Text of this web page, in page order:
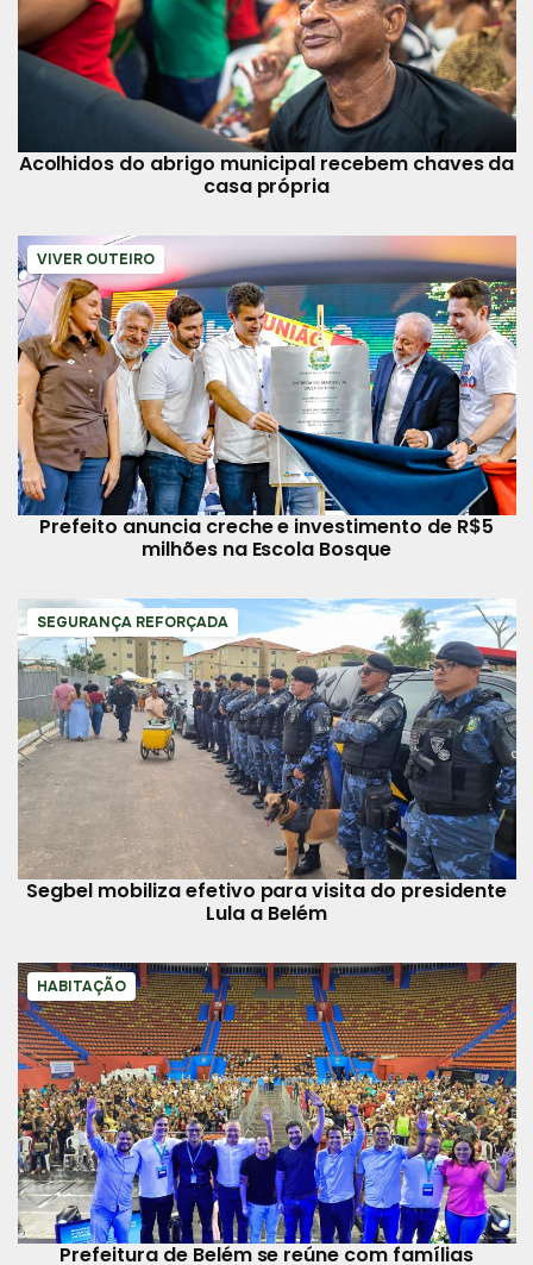
Acolhidos do abrigo municipal recebem chaves da
casa própria
VIVER OUTEIRO
Prefeito anuncia creche e investimento de R$5
milhões na Escola Bosque
SEGURANÇA REFORÇADA
Segbel mobiliza efetivo para visita do presidente
Lula a Belém
HABITAÇÃO
Prefeitura de Belém se reúne com famílias